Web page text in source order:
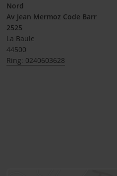
Nord
Av Jean Mermoz Code Barr
2525
La Baule
44500
Ring: 0240603628